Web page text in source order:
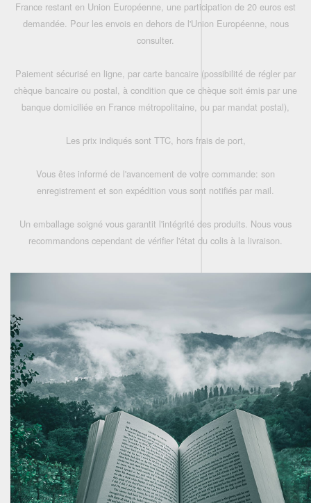
France restant en Union Européenne, une participation de 20 euros est
demandée. Pour les envois en dehors de l'Union Européenne, nous
consulter.
Paiement sécurisé en ligne, par carte bancaire (possibilité de régler par
chèque bancaire ou postal, à condition que ce chèque soit émis par une
banque domiciliée en France métropolitaine, ou par mandat postal),
Les prix indiqués sont TTC, hors frais de port,
Vous êtes informé de l'avancement de votre commande: son
enregistrement et son expédition vous sont notifiés par mail.
Un emballage soigné vous garantit l'intégrité des produits. Nous vous
recommandons cependant de vérifier l'état du colis à la livraison.